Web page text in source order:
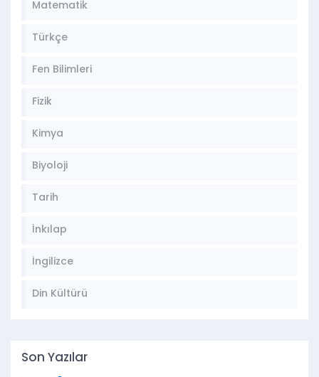
Matematik
Türkçe
Fen Bilimleri
Fizik
Kimya
Biyoloji
Tarih
İnkılap
İngilizce
Din Kültürü
Son Yazılar